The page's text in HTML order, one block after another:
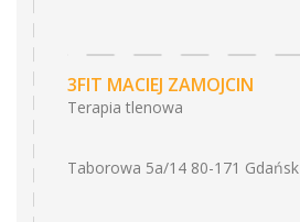
3FIT MACIEJ ZAMOJCIN
Terapia tlenowa
Taborowa 5a/14 80-171 Gdańsk